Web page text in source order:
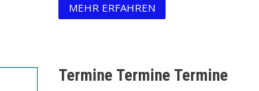
MEHR ERFAHREN
Termine Termine Termine